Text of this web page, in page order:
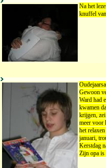
Na het
knuffel
Gewoon
Ward had
kwamen
krijgen,
meer voor
het
januari,
Kerstdag
Zijn opa